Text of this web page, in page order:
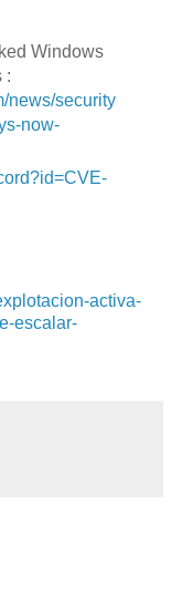
Windows
:
news/security
now-
activa-
escalar-